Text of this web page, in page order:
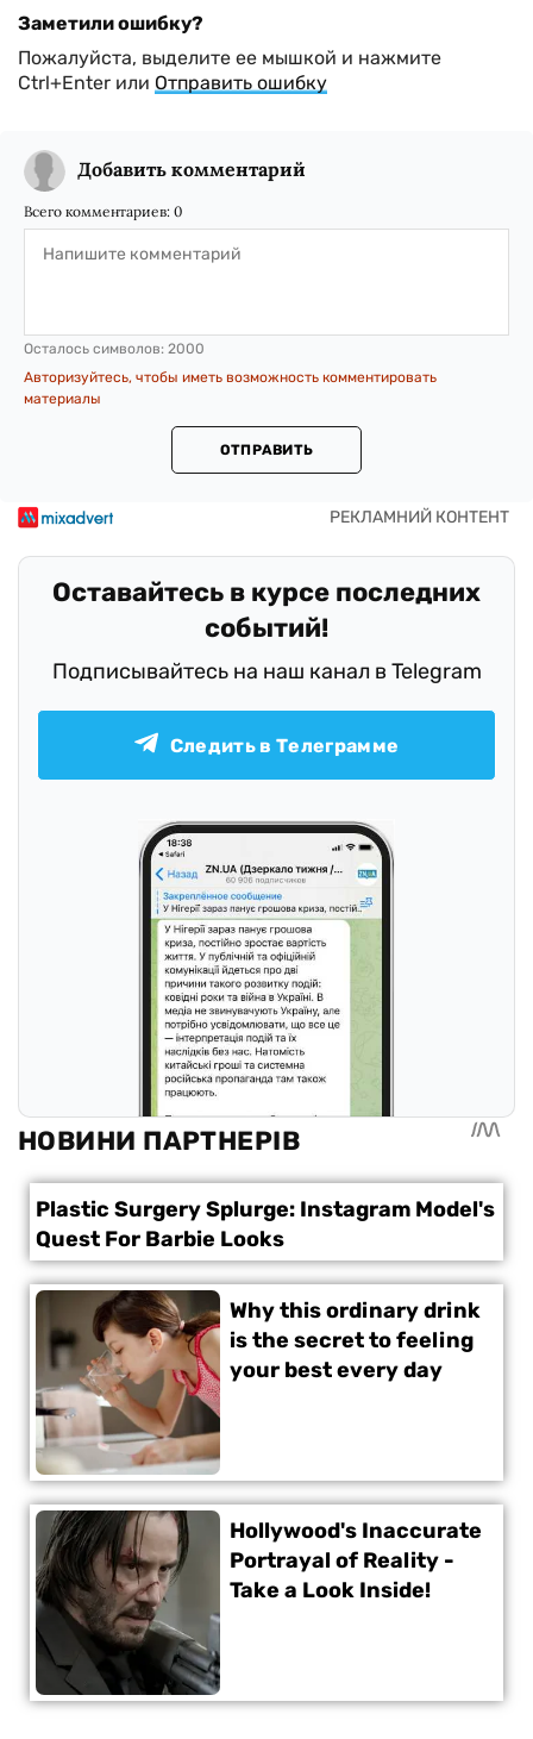
Заметили ошибку?
Пожалуйста, выделите ее мышкой и нажмите
Ctrl+Enter или Отправить ошибку
Добавить комментарий
Всего комментариев: 0
Осталось символов: 2000
Авторизуйтесь, чтобы иметь возможность комментировать
материалы
ОТПРАВИТЬ
Оставайтесь в курсе последних
событий!
Подписывайтесь на наш канал в Telegram
Следить в Телеграмме